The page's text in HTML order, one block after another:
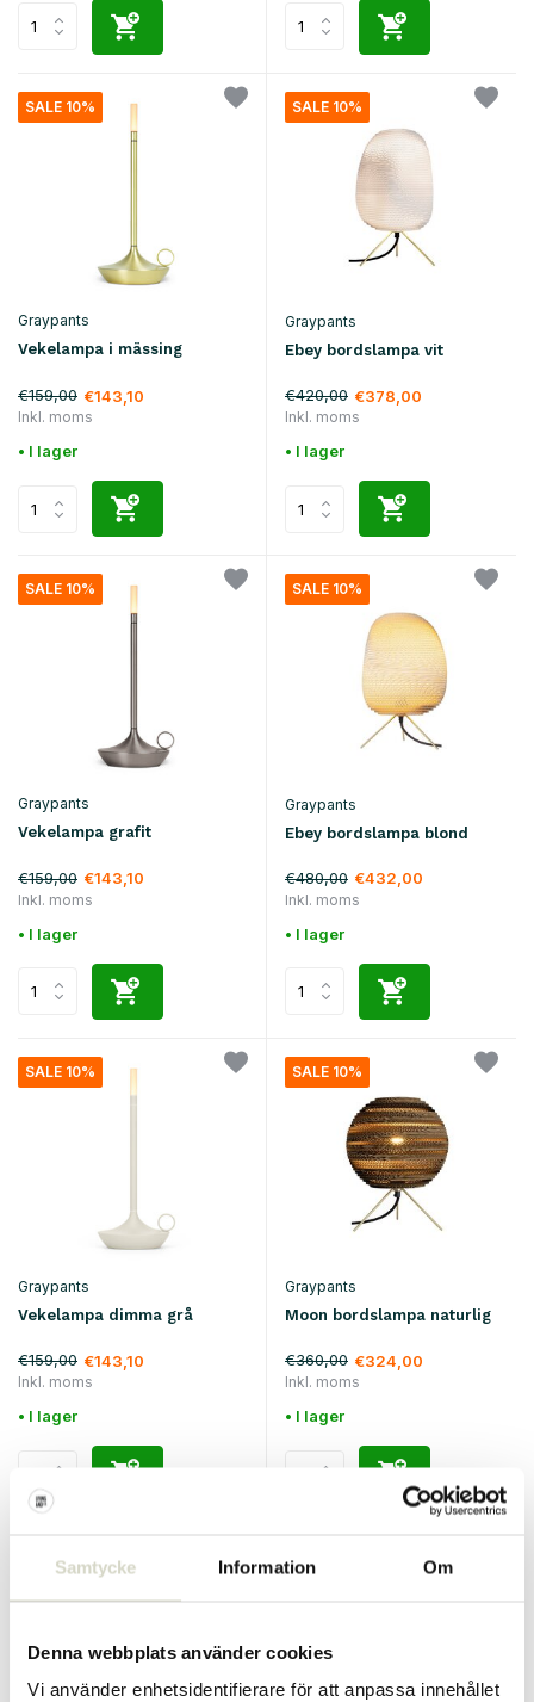
Samtycke Information Om
Denna webbplats använder cookies
Vi använder enhetsidentifierare för att anpassa innehållet
SALE 10%
Graypants
Vekelampa i mässing
€159,00 €143,10
Inkl. moms
• I lager
SALE 10%
Graypants
Ebey bordslampa vit
€420,00 €378,00
Inkl. moms
• I lager
SALE 10%
Graypants
Vekelampa grafit
€159,00 €143,10
Inkl. moms
• I lager
SALE 10%
Graypants
Ebey bordslampa blond
€480,00 €432,00
Inkl. moms
• I lager
SALE 10%
Graypants
Vekelampa dimma grå
€159,00 €143,10
Inkl. moms
• I lager
SALE 10%
Graypants
Moon bordslampa naturlig
€360,00 €324,00
Inkl. moms
• I lager